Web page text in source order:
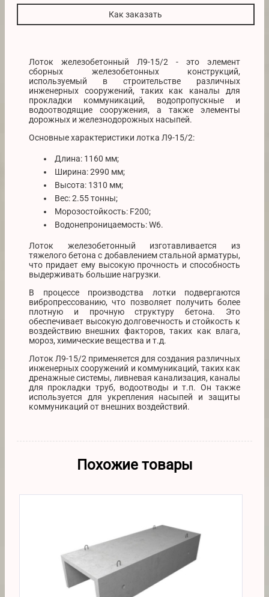
Как заказать
Лоток железобетонный Л9-15/2 - это элемент
сборных железобетонных конструкций,
используемый в строительстве различных
инженерных сооружений, таких как каналы для
прокладки коммуникаций, водопропускные и
водоотводящие сооружения, а также элементы
дорожных и железнодорожных насыпей.
Основные характеристики лотка Л9-15/2:
Длина: 1160 мм;
Ширина: 2990 мм;
Высота: 1310 мм;
Вес: 2.55 тонны;
Морозостойкость: F200;
Водонепроницаемость: W6.
Лоток железобетонный изготавливается из
тяжелого бетона с добавлением стальной арматуры,
что придает ему высокую прочность и способность
выдерживать большие нагрузки.
В процессе производства лотки подвергаются
вибропрессованию, что позволяет получить более
плотную и прочную структуру бетона. Это
обеспечивает высокую долговечность и стойкость к
воздействию внешних факторов, таких как влага,
мороз, химические вещества и т.д.
Лоток Л9-15/2 применяется для создания различных
инженерных сооружений и коммуникаций, таких как
дренажные системы, ливневая канализация, каналы
для прокладки труб, водоотводы и т.п. Он также
используется для укрепления насыпей и защиты
коммуникаций от внешних воздействий.
Похожие товары